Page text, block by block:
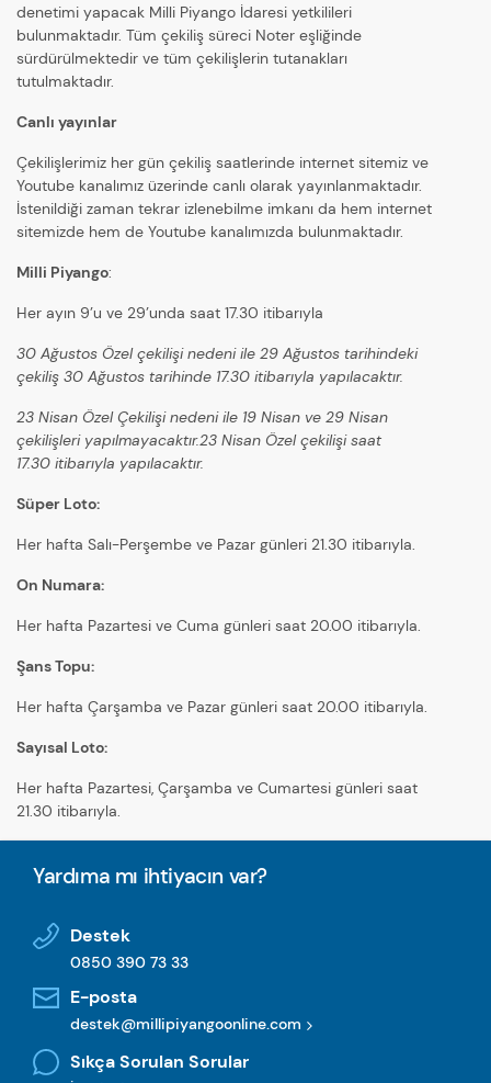
denetimi yapacak Milli Piyango İdaresi yetkilileri
bulunmaktadır. Tüm çekiliş süreci Noter eşliğinde
sürdürülmektedir ve tüm çekilişlerin tutanakları
tutulmaktadır.
Canlı yayınlar
Çekilişlerimiz her gün çekiliş saatlerinde internet sitemiz ve
Youtube kanalımız üzerinde canlı olarak yayınlanmaktadır.
İstenildiği zaman tekrar izlenebilme imkanı da hem internet
sitemizde hem de Youtube kanalımızda bulunmaktadır.
Milli Piyango:
Her ayın 9’u ve 29’unda saat 17.30 itibarıyla
30 Ağustos Özel çekilişi nedeni ile 29 Ağustos tarihindeki
çekiliş 30 Ağustos tarihinde 17.30 itibarıyla yapılacaktır.
23 Nisan Özel Çekilişi nedeni ile 19 Nisan ve 29 Nisan
çekilişleri yapılmayacaktır.23 Nisan Özel çekilişi saat
17.30 itibarıyla yapılacaktır.
Süper Loto:
Her hafta Salı-Perşembe ve Pazar günleri 21.30 itibarıyla.
On Numara:
Her hafta Pazartesi ve Cuma günleri saat 20.00 itibarıyla.
Şans Topu:
Her hafta Çarşamba ve Pazar günleri saat 20.00 itibarıyla.
Sayısal Loto:
Her hafta Pazartesi, Çarşamba ve Cumartesi günleri saat
21.30 itibarıyla.
Yardıma mı ihtiyacın var?
Destek
0850 390 73 33
E-posta
destek@millipiyangoonline.com
Sıkça Sorulan Sorular